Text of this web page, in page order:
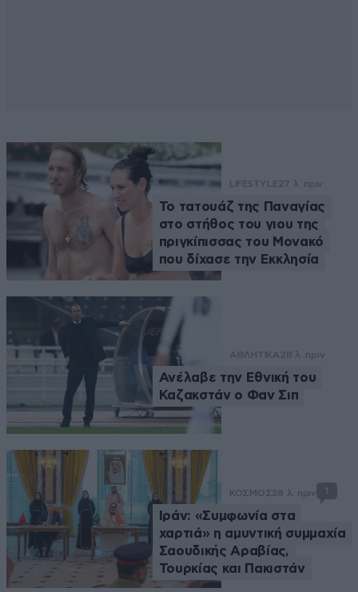
LIFESTYLE27 λ. πριν
Το τατουάζ της Παναγίας
στο στήθος του γιου της
πριγκίπισσας του Μονακό
που δίχασε την Εκκλησία
ΑΘΛΗΤΙΚΑ28 λ. πριν
Ανέλαβε την Εθνική του
Καζακστάν ο Φαν Σιπ
ΚΟΣΜΟΣ38 λ. πριν 1
Ιράν: «Συμφωνία στα
χαρτιά» η αμυντική συμμαχία
Σαουδικής Αραβίας,
Τουρκίας και Πακιστάν